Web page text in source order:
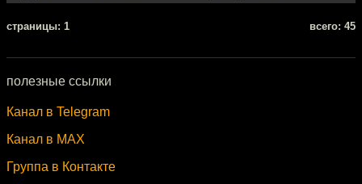
cтраницы: 1 всего: 45
полезные ссылки
Канал в Telegram
Канал в MAX
Группа в Контакте